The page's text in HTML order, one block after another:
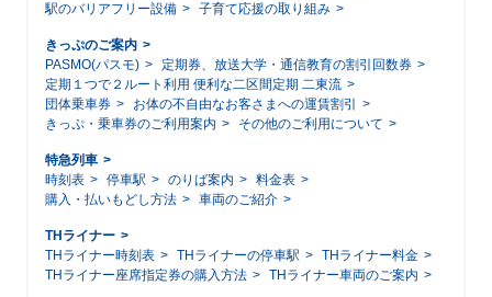
駅のバリアフリー設備
子育て応援の取り組み
きっぷのご案内
PASMO(パスモ)
定期券、放送大学・通信教育の割引回数券
定期１つで２ルート利用 便利な二区間定期 二東流
団体乗車券
お体の不自由なお客さまへの運賃割引
きっぷ・乗車券のご利用案内
その他のご利用について
特急列車
時刻表
停車駅 のりば案内
料金表
購入・払いもどし方法
車両のご紹介
THライナー
THライナー時刻表
THライナーの停車駅
THライナー料金
THライナー座席指定券の購入方法
THライナー車両のご案内